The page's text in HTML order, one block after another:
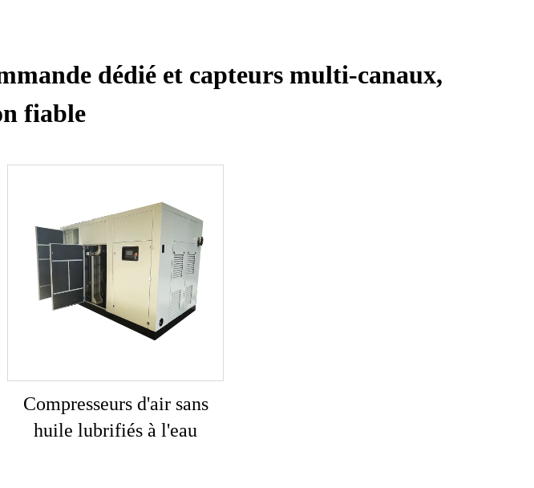
dédié et capteurs multi-canaux,
fiable
Compresseurs d'air sans
huile lubrifiés à l'eau